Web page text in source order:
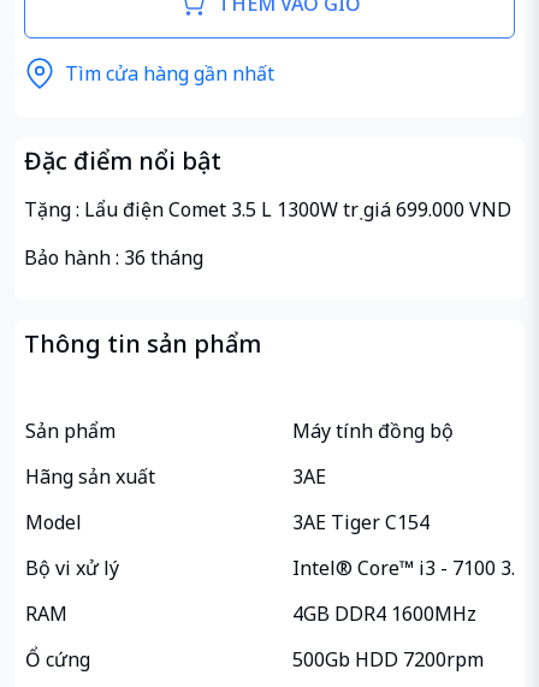
Tìm cửa hàng gần nhất
Đặc điểm nổi bật
Tặng : Lẩu điện Comet 3.5 L 1300W trị giá 699.000 VND
Bảo hành : 36 tháng
Thông tin sản phẩm
Sản phẩm
Máy tính đồng bộ
Hãng sản xuất
3AE
Model
3AE Tiger C154
Bộ vi xử lý
Intel® Core™ i3 - 7100
RAM
4GB DDR4 1600MHz
Ổ cứng
500Gb HDD 7200rpm